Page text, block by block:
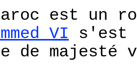
est un
VI s'est
de majesté